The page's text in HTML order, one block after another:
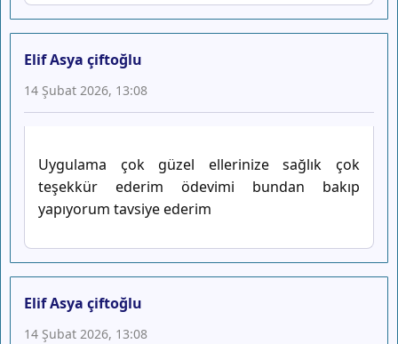
Elif Asya çiftoğlu
14 Şubat 2026, 13:08
Uygulama çok güzel ellerinize sağlık çok
teşekkür ederim ödevimi bundan bakıp
yapıyorum tavsiye ederim
Elif Asya çiftoğlu
14 Şubat 2026, 13:08